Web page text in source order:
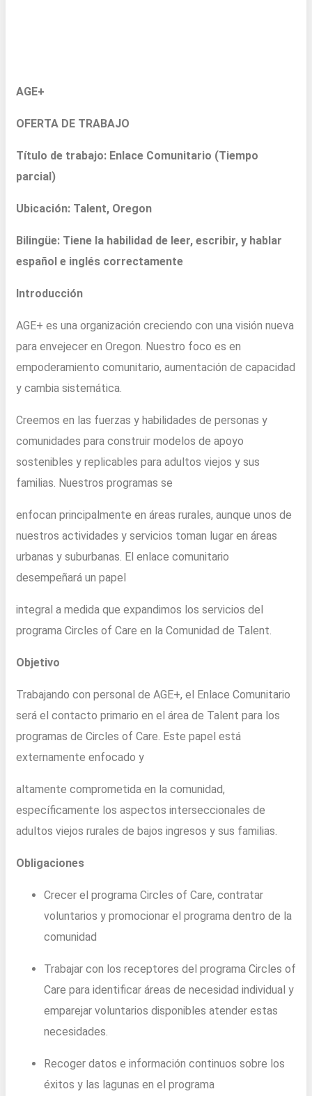
AGE+
OFERTA DE TRABAJO
Título de trabajo: Enlace Comunitario (Tiempo
parcial)
Ubicación: Talent, Oregon
Bilingüe: Tiene la habilidad de leer, escribir, y hablar
español e inglés correctamente
Introducción
AGE+ es una organización creciendo con una visión nueva
para envejecer en Oregon. Nuestro foco es en
empoderamiento comunitario, aumentación de capacidad
y cambia sistemática.
Creemos en las fuerzas y habilidades de personas y
comunidades para construir modelos de apoyo
sostenibles y replicables para adultos viejos y sus
familias. Nuestros programas se
enfocan principalmente en áreas rurales, aunque unos de
nuestros actividades y servicios toman lugar en áreas
urbanas y suburbanas. El enlace comunitario
desempeñará un papel
integral a medida que expandimos los servicios del
programa Circles of Care en la Comunidad de Talent.
Objetivo
Trabajando con personal de AGE+, el Enlace Comunitario
será el contacto primario en el área de Talent para los
programas de Circles of Care. Este papel está
externamente enfocado y
altamente comprometida en la comunidad,
específicamente los aspectos interseccionales de
adultos viejos rurales de bajos ingresos y sus familias.
Obligaciones
Crecer el programa Circles of Care, contratar
voluntarios y promocionar el programa dentro de la
comunidad
Trabajar con los receptores del programa Circles of
Care para identificar áreas de necesidad individual y
emparejar voluntarios disponibles atender estas
necesidades.
Recoger datos e información continuos sobre los
éxitos y las lagunas en el programa